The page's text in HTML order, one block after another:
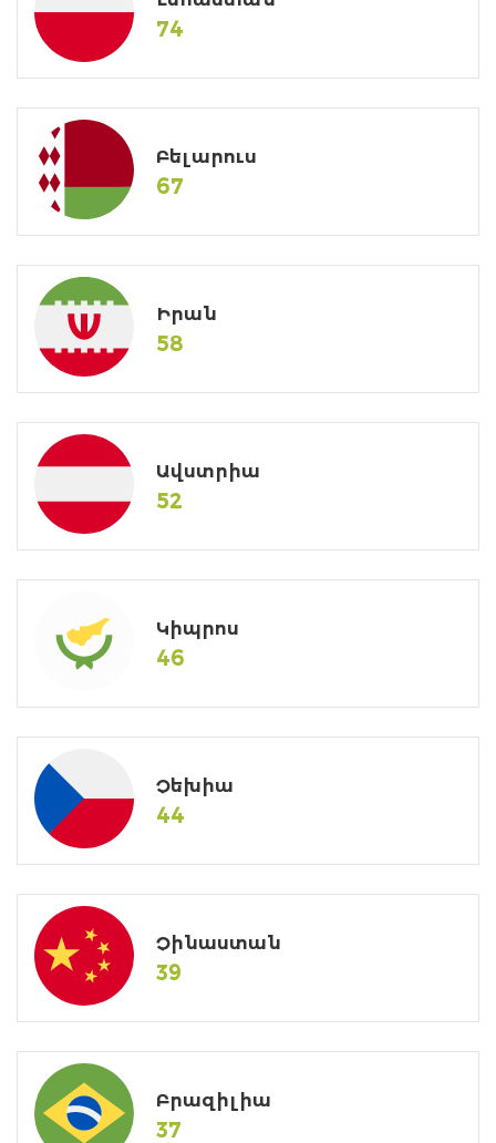
74
Բելարուս
67
Իրան
58
Ավստրիա
52
Կիպրոս
46
Չեխիա
44
Չինաստան
39
Բրազիլիա
37